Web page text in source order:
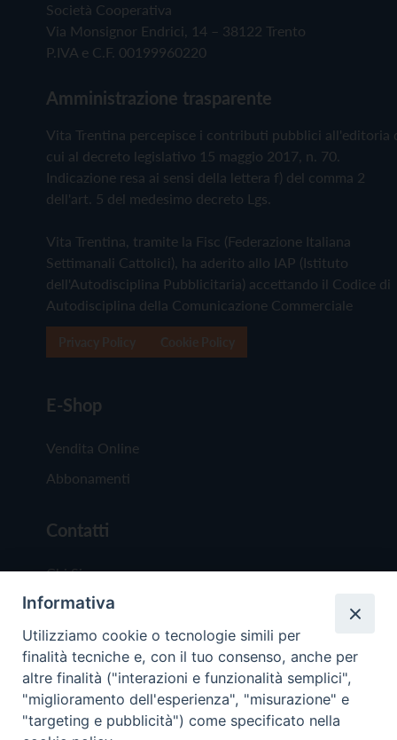
Società Cooperativa
Via Monsignor Endrici, 14 – 38122 Trento
P.IVA e C.F. 00199960220
Amministrazione trasparente
Vita Trentina percepisce i contributi pubblici all'editoria
cui al decreto legislativo 15 maggio 2017, n. 70.
Indicazione resa ai sensi della lettera f) del comma 2
dell'art. 5 del medesimo decreto Lgs.
Vita Trentina, tramite la Fisc (Federazione Italiana
Settimanali Cattolici), ha aderito allo IAP (Istituto
dell'Autodisciplina Pubblicitaria) accettando il Codice di
Autodisciplina della Comunicazione Commerciale
E-Shop
Vendita Online
Abbonamenti
Contatti
Chi Siamo
Redazione
Scrivici
Informativa
Utilizziamo cookie o tecnologie simili per
finalità tecniche e, con il tuo consenso, anche per
altre finalità ("interazioni e funzionalità semplici",
"miglioramento dell'esperienza", "misurazione" e
"targeting e pubblicità") come specificato nella